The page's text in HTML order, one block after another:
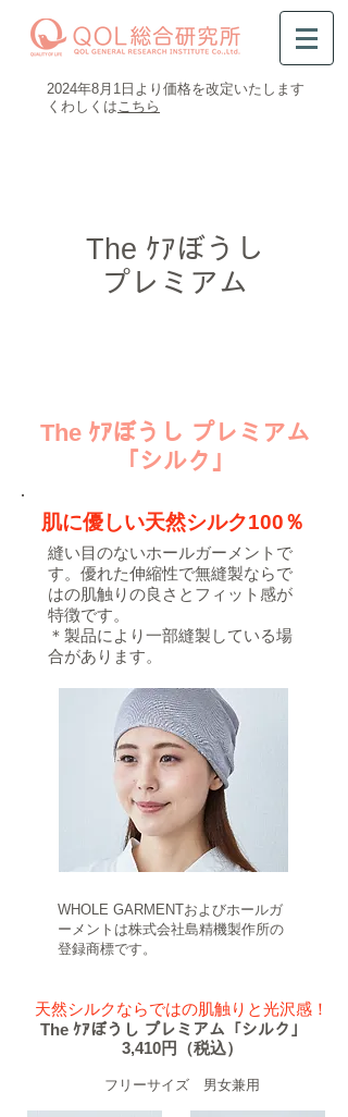
​2024年8月1日より価格を改定いたします
​くわしくはこちら
​The ｹｱぼうし
プレミアム
​The ｹｱぼうし プレミアム
「シルク」
肌に優しい天然シルク100％
縫い目のないホールガーメントで
す。​優れた伸縮性で無縫製ならで
はの肌触りの良さとフィット感が
特徴です。
＊製品により一部縫製している場
合があります。
​WHOLE GARMENTおよびホールガ
ーメントは株式会社島精機製作所の
登録商標です。
​天然シルクならではの肌触りと光沢感！
​The ｹｱぼうし プレミアム「シルク」
3,410円（税込）
​フリーサイズ 男女兼用